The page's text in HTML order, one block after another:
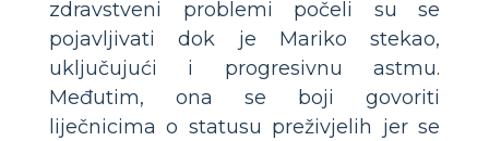
zdravstveni problemi počeli su se
pojavljivati ​​dok je Mariko stekao,
uključujući i progresivnu astmu.
Međutim, ona se boji govoriti
liječnicima o statusu preživjelih jer se